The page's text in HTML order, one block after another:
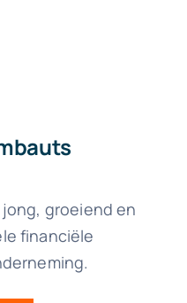
groeiend en
financiële